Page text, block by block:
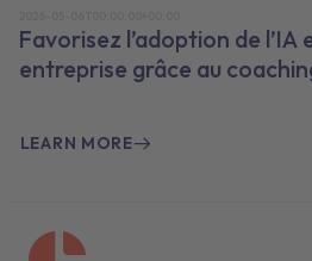
Favorisez l’adoption de l’IA
entreprise grâce au
LEARN MORE